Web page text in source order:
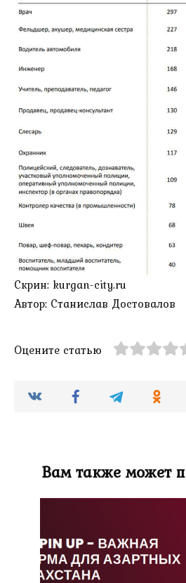
Скрин: kurgan-city.ru
Автор: Станислав Достовалов
Оцените статью
Вам также может